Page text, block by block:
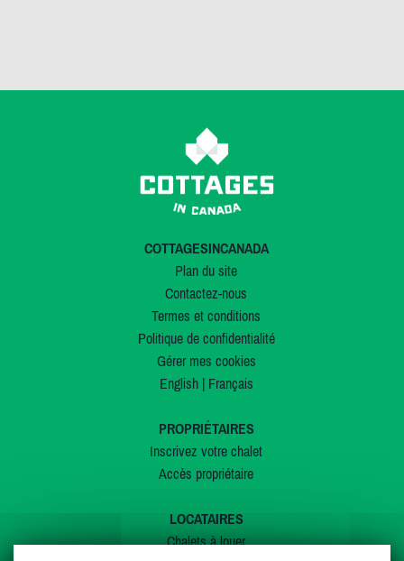
COTTAGESINCANADA
Plan du site
Contactez-nous
Termes et conditions
Politique de confidentialité
Gérer mes cookies
English| Français
PROPRIÉTAIRES
Inscrivez votre chalet
Accès propriétaire
LOCATAIRES
Chalets à louer